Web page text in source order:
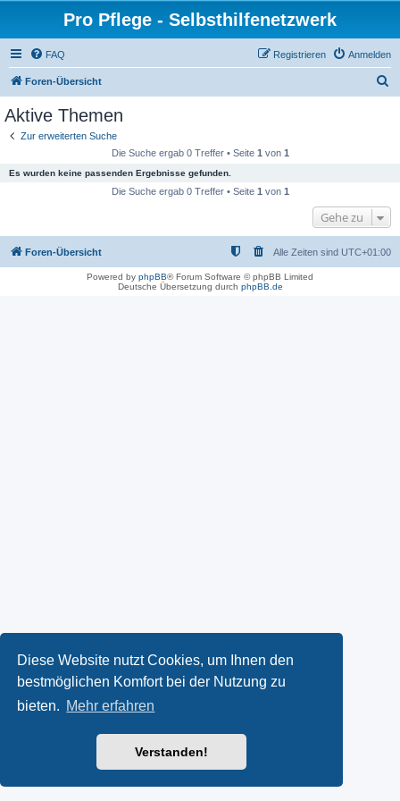
Diese Website nutzt Cookies, um Ihnen den
bestmöglichen Komfort bei der Nutzung zu
bieten. Mehr erfahren
Verstanden!
Pro Pflege - Selbsthilfenetzwerk
FAQ Anmelden
Registrieren
Foren-Übersicht
Aktive Themen
Zur erweiterten Suche
Die Suche ergab 0 Treffer • Seite 1 von 1
Es wurden keine passenden Ergebnisse gefunden.
Die Suche ergab 0 Treffer • Seite 1 von 1
Gehe zu
Foren-Übersicht Alle Zeiten sind UTC+01:00
Powered by phpBB® Forum Software © phpBB Limited
Deutsche Übersetzung durch phpBB.de